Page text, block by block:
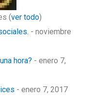
(ver todo)
- noviembre
hora? - enero 7,
- enero 7, 2017